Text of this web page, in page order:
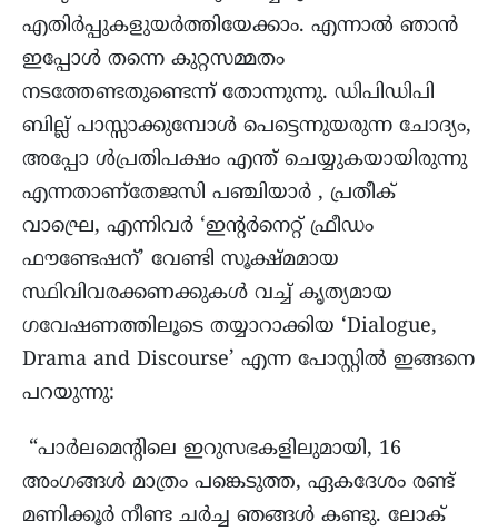
എതിർപ്പുകളുയര്‍ത്തിയേക്കാം. എന്നാല്‍ ഞാന്‍
ഇപ്പോള്‍ തന്നെ കുറ്റസമ്മതം
നടത്തേണ്ടതുണ്ടെന്ന് തോന്നുന്നു. ഡിപിഡിപി
ബില്ല് പാസ്സാക്കുമ്പോള്‍ പെട്ടെന്നുയരുന്ന ചോദ്യം,
അപ്പോ ള്‍പ്രതിപക്ഷം എന്ത് ചെയ്യുകയായിരുന്നു
എന്നതാണ്തേജസി പഞ്ചിയാർ , പ്രതീക്
വാഘ്രെ, എന്നിവർ ‘ഇന്റർനെറ്റ്‌ ഫ്രീഡം
ഫൗണ്ടേഷന്’ വേണ്ടി സൂക്ഷ്മമായ
സ്ഥിവിവരക്കണക്കുകള്‍ വച്ച് കൃത്യമായ
ഗവേഷണത്തിലൂടെ തയ്യാറാക്കിയ ‘Dialogue,
Drama and Discourse’ എന്ന പോസ്റ്റിൽ ഇങ്ങനെ
പറയുന്നു:
“പാർലമെന്റിലെ ഇറുസഭകളിലുമായി, 16
അംഗങ്ങൾ മാത്രം പങ്കെടുത്ത, ഏകദേശം രണ്ട്
മണിക്കൂർ നീണ്ട ചർച്ച ഞങ്ങൾ കണ്ടു. ലോക്